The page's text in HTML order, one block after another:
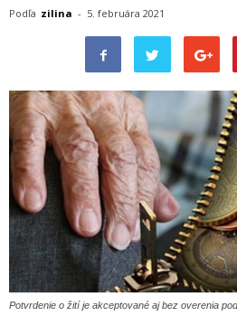
Podľa zilina - 5. februára 2021
Potvrdenie o žití je akceptované aj bez overenia